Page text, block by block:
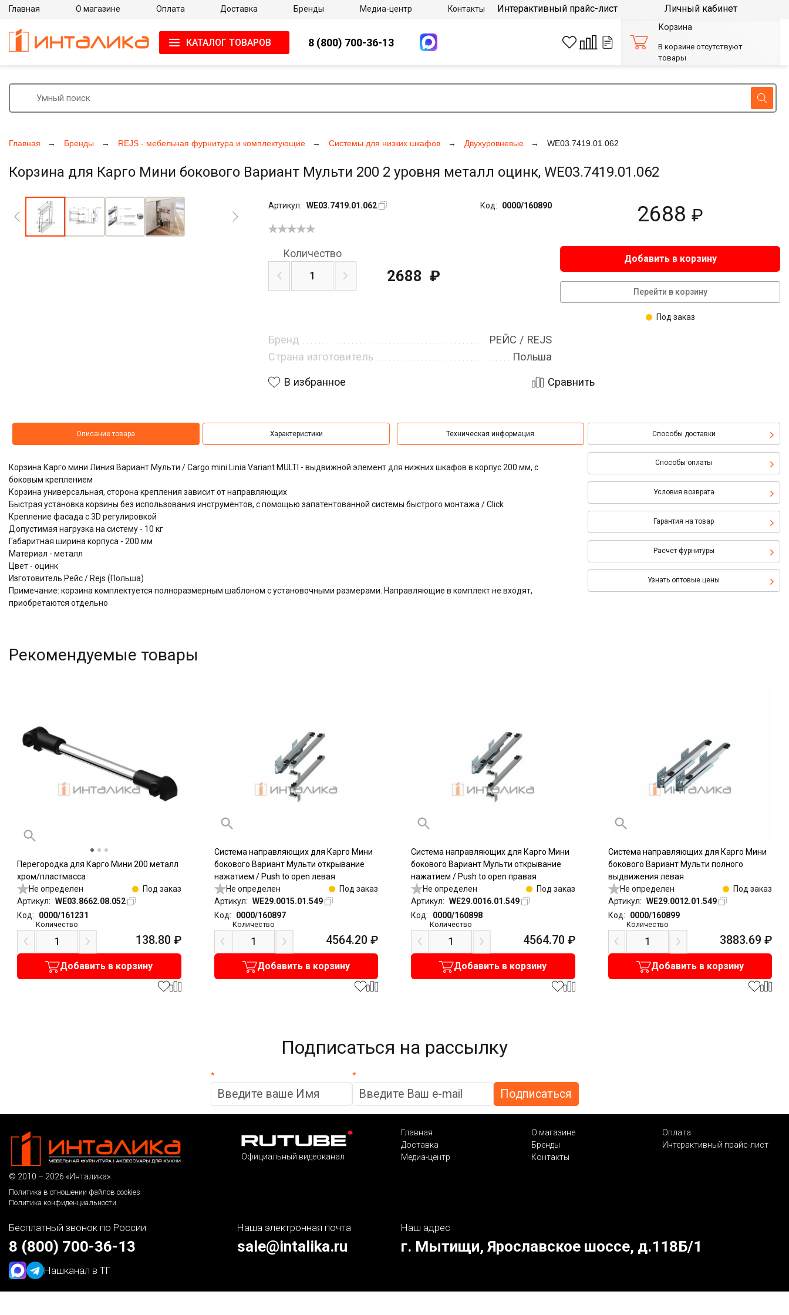
Главная Бренды REJS - мебельная фурнитура и комплектующие Системы для низких шкафов Двухуровневые WE03.7419.01.062
Корзина для Карго Мини бокового Вариант Мульти 200 2 уровня металл оцинк, WE03.7419.01.062
Артикул: WE03.7419.01.062 Код: 0000/160890 2688 ₽
Бренд
РЕЙС / REJS
Страна изготовитель
Польша
Количество
2688 ₽
Добавить в корзину
Перейти в корзину
Под заказ
В избранное Сравнить
Описание товара Характеристики Техническая информация Способы доставки
Способы оплаты
Условия возврата
Гарантия на товар
Расчет фурнитуры
Узнать оптовые цены
Корзина Карго мини Линия Вариант Мульти / Cargo mini Linia Variant MULTI - выдвижной элемент для нижних шкафов в корпус 200 мм, с
боковым креплением
Корзина универсальная, сторона крепления зависит от направляющих
​​​​​​​Быстрая установка корзины без использования инструментов, с помощью запатентованной системы быстрого монтажа / Click
Крепление фасада с 3D регулировкой
Допустимая нагрузка на систему - 10 кг
Габаритная ширина корпуса - 200 мм
Материал - металл
Цвет - оцинк
Изготовитель Рейс / Rejs (Польша)
Примечание: корзина комплектуется полноразмерным шаблоном с установочными размерами. Направляющие в комплект не входят,
приобретаются отдельно
Рекомендуемые товары
Перегородка для Карго Мини 200 металл
хром/пластмасса
Не определен
Под заказ
Артикул: WE03.8662.08.052
Код:
0000/161231
Количество
138.80 ₽
Добавить в корзину
Система направляющих для Карго Мини
бокового Вариант Мульти открывание
нажатием / Push to open левая
Не определен
Под заказ
Артикул: WE29.0015.01.549
Код:
0000/160897
Количество
4564.20 ₽
Добавить в корзину
Система направляющих для Карго Мини
бокового Вариант Мульти открывание
нажатием / Push to open правая
Не определен
Под заказ
Артикул: WE29.0016.01.549
Код:
0000/160898
Количество
4564.70 ₽
Добавить в корзину
Система направляющих для Карго Мини
бокового Вариант Мульти полного
выдвижения левая
Не определен
Под заказ
Артикул: WE29.0012.01.549
Код:
0000/160899
Количество
3883.69 ₽
Добавить в корзину
Главная О магазине Оплата Доставка Бренды Медиа-центр Контакты Интерактивный прайс-лист Личный кабинет
КАТАЛОГ ТОВАРОВ 8 (800) 700-36-13
Корзина
В корзине отсутствуют
товары
Подписаться на рассылку
* *
© 2010 – 2026 «Инталика»
Политика в отношении файлов cookies
Политика конфиденциальности
Официальный видеоканал
Главная О магазине
Оплата
Доставка
Бренды
Интерактивный прайс-лист
Медиа-центр
Контакты
Бесплатный звонок по России
8 (800) 700-36-13
Нашканал в ТГ
Наша электронная почта
sale@intalika.ru
Наш адрес
г. Мытищи, Ярославское шоссе, д.118Б/1